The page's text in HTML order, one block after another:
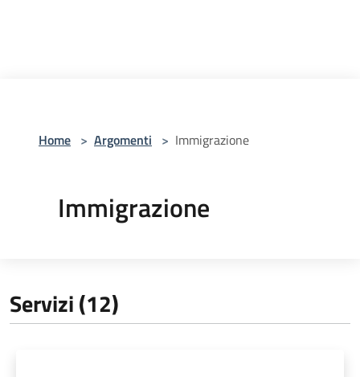
Home > Argomenti > Immigrazione
Immigrazione
Servizi (12)